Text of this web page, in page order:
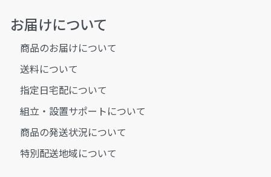
お届けについて
商品のお届けについて
送料について
指定日宅配について
組立・設置サポートについて
商品の発送状況について
特別配送地域について